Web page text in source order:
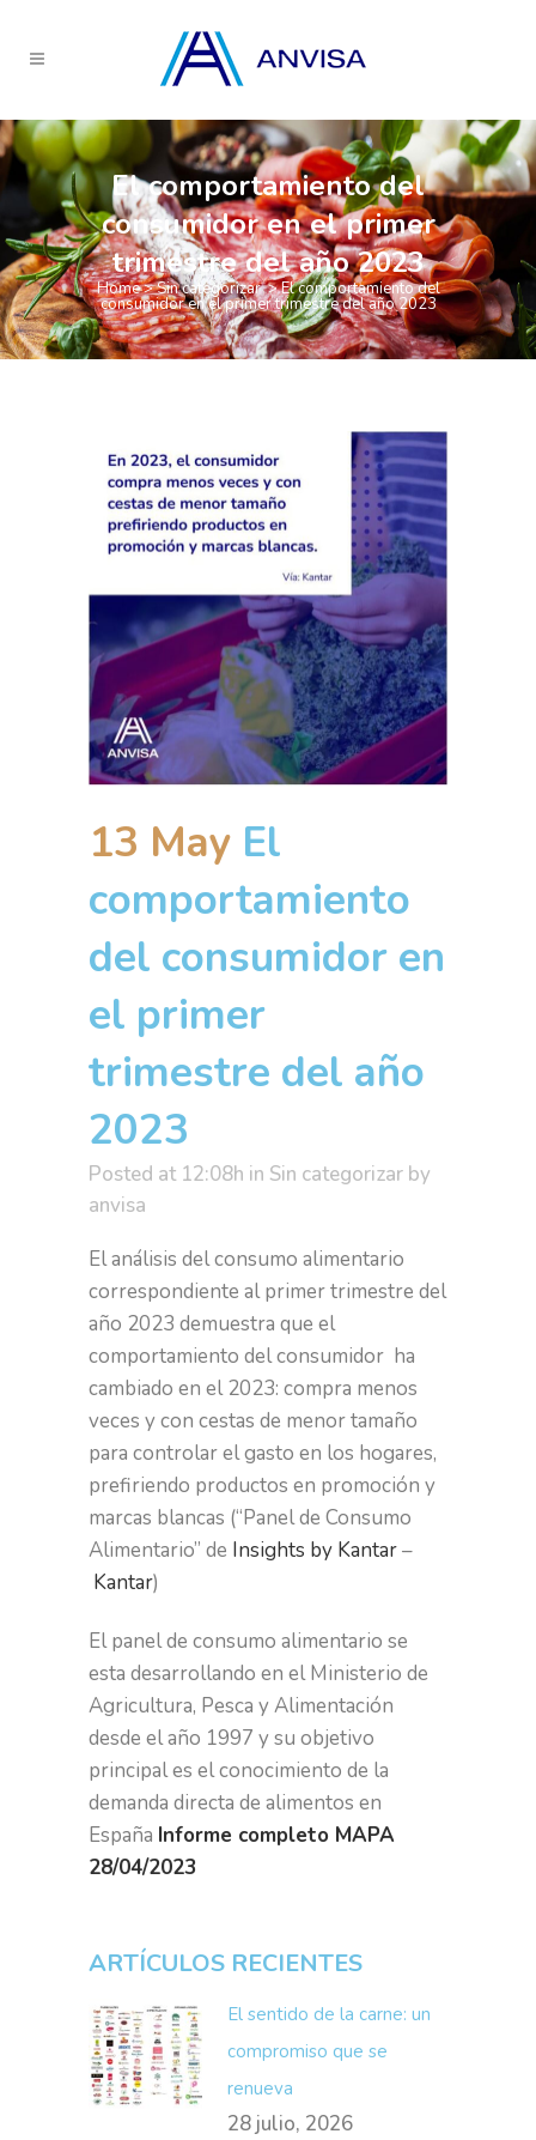
El comportamiento del
consumidor en el primer
trimestre del año 2023
Home>Sin categorizar>El comportamiento del
consumidor en el primer trimestre del año 2023
13 May El
comportamiento
del consumidor en
el primer
trimestre del año
2023
Posted at 12:08h in Sin categorizar by
anvisa
El análisis del consumo alimentario
correspondiente al primer trimestre del
año 2023 demuestra que el
comportamiento del consumidor ha
cambiado en el 2023: compra menos
veces y con cestas de menor tamaño
para controlar el gasto en los hogares,
prefiriendo productos en promoción y
marcas blancas (“Panel de Consumo
Alimentario” de Insights by Kantar–
Kantar)
El panel de consumo alimentario se
esta desarrollando en el Ministerio de
Agricultura, Pesca y Alimentación
desde el año 1997 y su objetivo
principal es el conocimiento de la
demanda directa de alimentos en
España Informe completo MAPA
28/04/2023
ARTÍCULOS RECIENTES
El sentido de la carne: un
compromiso que se
renueva
28 julio, 2026